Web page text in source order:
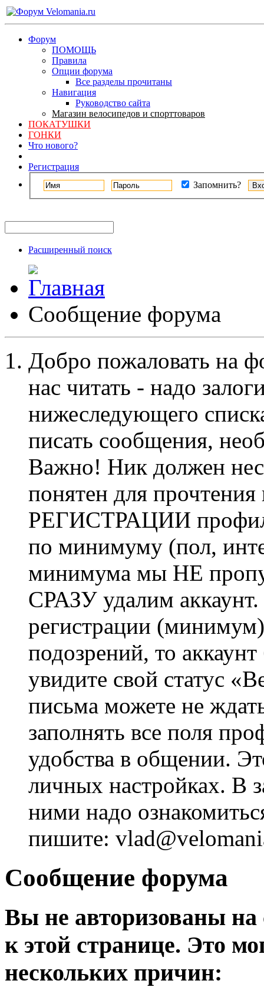
Форум
ПОМОЩЬ
Правила
Опции форума
Все разделы прочитаны
Навигация
Руководство сайта
Магазин велосипедов и спорттоваров
ПОКАТУШКИ
ГОНКИ
Что нового?
Регистрация
Запомнить?
Расширенный поиск
Сообщение форума
Добро пожаловать на
нас читать - надо
нижеследующего
писать сообщения,
Важно! Ник должен
понятен для
РЕГИСТРАЦИИ профиль
по минимуму (пол,
минимума мы НЕ
СРАЗУ удалим
регистрации
подозрений, то
увидите свой статус
письма можете не
заполнять все поля
удобства в общении.
личных настройках. В
ними надо
пишите:
Сообщение форума
Вы не авторизованы на
к этой странице. Это
нескольких причин: